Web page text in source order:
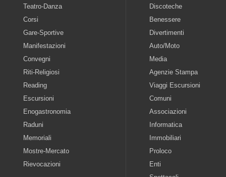
Teatro-Danza
Corsi
Gare-Sportive
Manifestazioni
Convegni
Riti-Religiosi
Reading
Escursioni
Enogastronomia
Raduni
Memoriali
Mostre-Mercato
Rievocazioni
Discoteche
Benessere
Divertimenti
Auto/Moto
Media
Agenzie Stampa
Viaggi Escursioni
Comuni
Associazioni
Informatica
Immobiliari
Proloco
Enti